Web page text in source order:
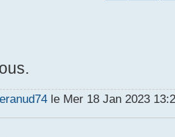
le Mer 18 Jan 2023